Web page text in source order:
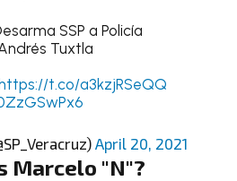
SSP a Policía
Tuxtla
https://t.co/a3kzjRSeQQ
April 20, 2021
Marcelo "N"?